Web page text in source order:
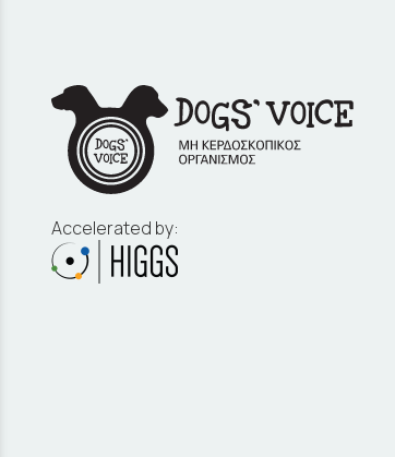
Accelerated by: